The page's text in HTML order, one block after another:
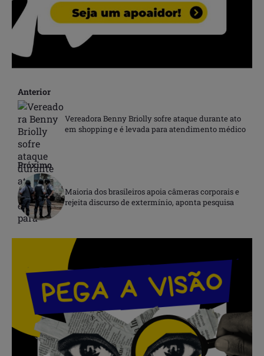
Anterior
Vereadora Benny Briolly sofre ataque durante ato
em shopping e é levada para atendimento médico
Próximo
Maioria dos brasileiros apoia câmeras corporais e
rejeita discurso de extermínio, aponta pesquisa
.
.